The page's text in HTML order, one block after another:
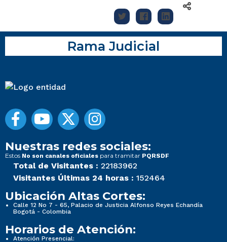
Rama Judicial
Nuestras redes sociales:
Estos No son canales oficiales para tramitar PQRSDF
Total de Visitantes : 22183962
Visitantes Últimas 24 horas : 152464
Ubicación Altas Cortes:
Calle 12 No 7 - 65, Palacio de Justicia Alfonso Reyes Echandía
Bogotá - Colombia
Horarios de Atención:
Atención Presencial: